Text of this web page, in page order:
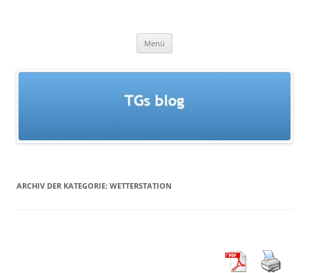
Menü
ARCHIV DER KATEGORIE: WETTERSTATION